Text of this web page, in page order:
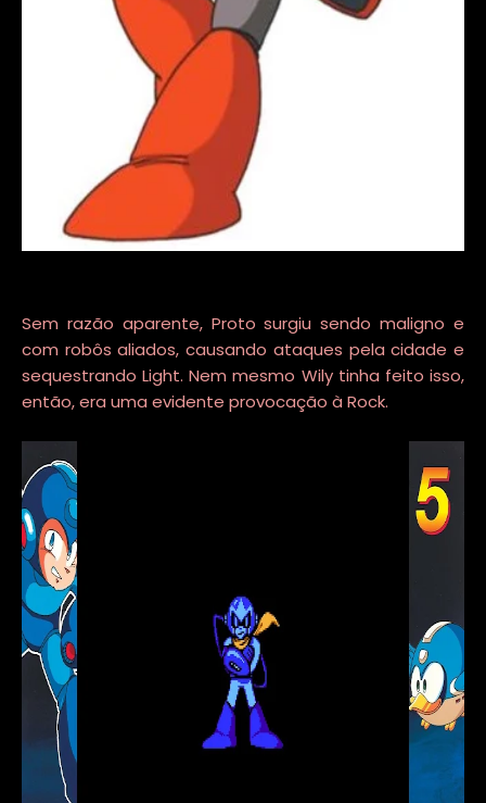
Sem razão aparente, Proto surgiu sendo maligno e
com robôs aliados, causando ataques pela cidade e
sequestrando Light. Nem mesmo Wily tinha feito isso,
então, era uma evidente provocação à Rock.